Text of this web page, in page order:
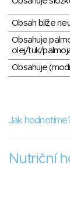
Obsah blíže
Obsahuje
olej/tuk/
Obsahuje
Jak
Nutriční